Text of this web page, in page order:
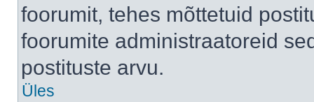
foorumit, tehes mõttetuid
foorumite administraatoreid
postituste arvu.
Üles